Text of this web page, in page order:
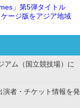
」第5弾タイトル
ージ版をアジア地域
アム（国立競技場）に
演者・チケット情報を発